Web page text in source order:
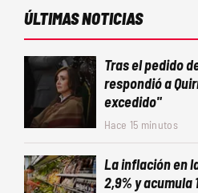
ÚLTIMAS NOTICIAS
Tras el pedido
respondió a
excedido"
Hace 15 minutos
La inflación en
2,9% y acumula